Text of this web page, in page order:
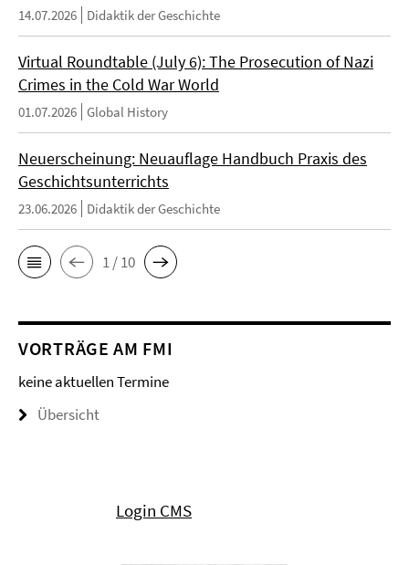
14.07.2026 Didaktik der Geschichte
Virtual Roundtable (July 6): The Prosecution of Nazi
Crimes in the Cold War World
01.07.2026 Global History
Neuerscheinung: Neuauflage Handbuch Praxis des
Geschichtsunterrichts
23.06.2026 Didaktik der Geschichte
1 / 10
VORTRÄGE AM FMI
keine aktuellen Termine
Übersicht
Login CMS